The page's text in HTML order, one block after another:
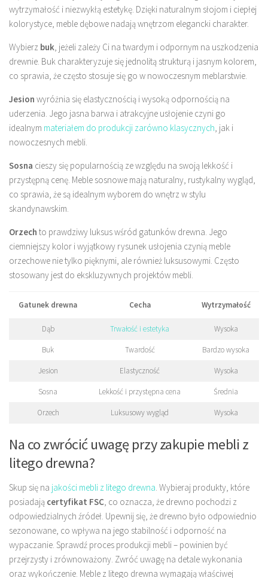
wytrzymałość i niezwykłą estetykę. Dzięki naturalnym słojom i ciepłej
kolorystyce, meble dębowe nadają wnętrzom elegancki charakter.
Wybierz buk , jeżeli zależy Ci na twardym i odpornym na uszkodzenia
drewnie. Buk charakteryzuje się jednolitą strukturą i jasnym kolorem,
co sprawia, że często stosuje się go w nowoczesnym meblarstwie.
Jesion wyróżnia się elastycznością i wysoką odpornością na
uderzenia. Jego jasna barwa i atrakcyjne usłojenie czyni go
idealnym materiałem do produkcji zarówno klasycznych , jak i
nowoczesnych mebli.
Sosna cieszy się popularnością ze względu na swoją lekkość i
przystępną cenę. Meble sosnowe mają naturalny, rustykalny wygląd,
co sprawia, że są idealnym wyborem do wnętrz w stylu
skandynawskim.
Orzech to prawdziwy luksus wśród gatunków drewna. Jego
ciemniejszy kolor i wyjątkowy rysunek usłojenia czynią meble
orzechowe nie tylko pięknymi, ale również luksusowymi. Często
stosowany jest do ekskluzywnych projektów mebli.
Gatunek drewna Cecha Wytrzymałość
Dąb Trwałość i estetyka Wysoka
Buk Twardość Bardzo wysoka
Jesion Elastyczność Wysoka
Sosna Lekkość i przystępna cena Średnia
Orzech Luksusowy wygląd Wysoka
Na co zwrócić uwagę przy zakupie mebli z
litego drewna?
Skup się na jakości mebli z litego drewna. Wybieraj produkty, które
posiadają certyfikat FSC, co oznacza, że drewno pochodzi z
odpowiedzialnych źródeł. Upewnij się, że drewno było odpowiednio
sezonowane, co wpływa na jego stabilność i odporność na
wypaczanie. Sprawdź proces produkcji mebli – powinien być
przejrzysty i zrównoważony. Zwróć uwagę na detale wykonania
oraz wykończenie. Meble z litego drewna wymagają właściwej